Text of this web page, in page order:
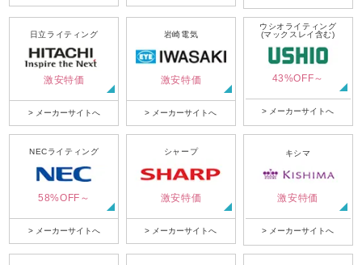
日立ライティング
激安特価
> メーカーサイトへ
岩崎電気
激安特価
> メーカーサイトへ
ウシオライティング
(マックスレイ含む)
43%OFF～
> メーカーサイトへ
NECライティング
58%OFF～
> メーカーサイトへ
シャープ
激安特価
> メーカーサイトへ
キシマ
激安特価
> メーカーサイトへ